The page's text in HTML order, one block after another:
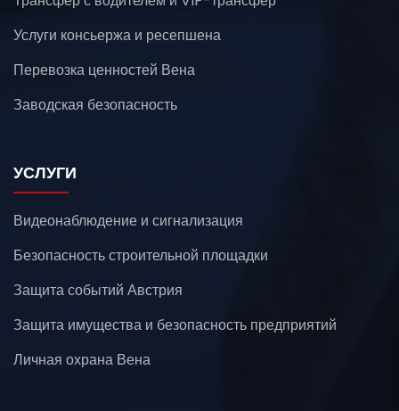
Услуги консьержа и ресепшена
Перевозка ценностей Вена
Заводская безопасность
УСЛУГИ
Видеонаблюдение и сигнализация
Безопасность строительной площадки
Защита событий Австрия
Защита имущества и безопасность предприятий
Личная охрана Вена